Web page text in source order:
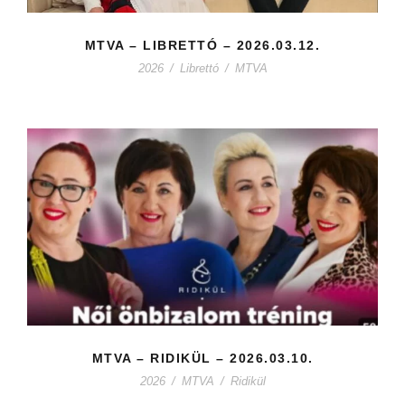
MTVA – LIBRETTÓ – 2026.03.12.
2026 / Librettó / MTVA
MTVA – RIDIKÜL – 2026.03.10.
2026 / MTVA / Ridikül